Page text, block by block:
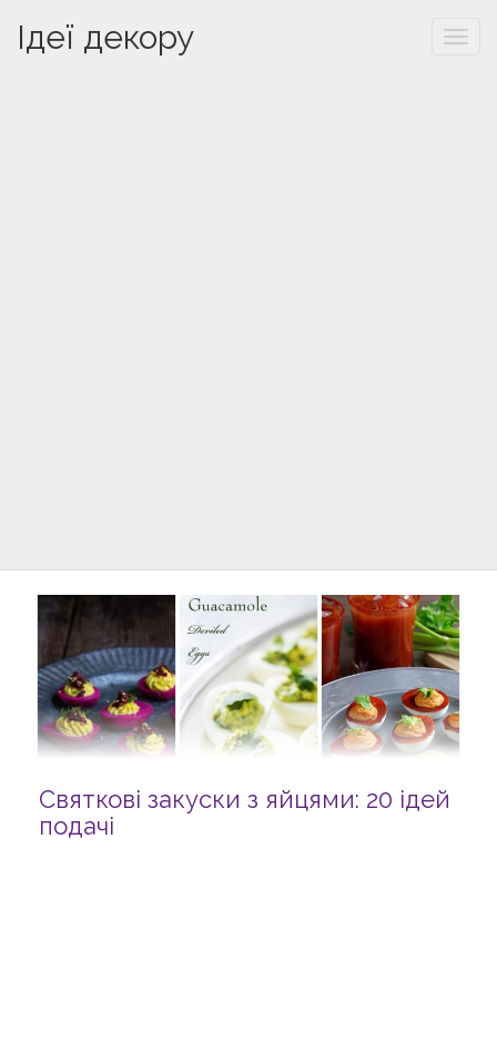
Ідеї декору
Святкові закуски з яйцями: 20 ідей
подачі